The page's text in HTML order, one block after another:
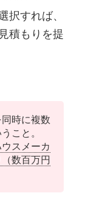
択すれば、
積もりを提
時に複数
こと。
スメーカ
数百万円